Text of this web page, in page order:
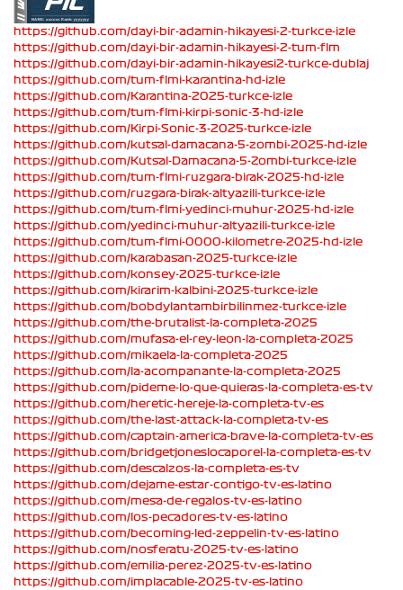
https://github.com/dayi-bir-adamin-hikayesi-2-turkce-izle
https://github.com/dayi-bir-adamin-hikayesi-2-tum-flm
https://github.com/dayi-bir-adamin-hikayesi2-turkce-dublaj
https://github.com/tum-flmi-karantina-hd-izle
https://github.com/Karantina-2025-turkce-izle
https://github.com/tum-flmi-kirpi-sonic-3-hd-izle
https://github.com/Kirpi-Sonic-3-2025-turkce-izle
https://github.com/kutsal-damacana-5-zombi-2025-hd-izle
https://github.com/Kutsal-Damacana-5-Zombi-turkce-izle
https://github.com/tum-flmi-ruzgara-birak-2025-hd-izle
https://github.com/ruzgara-birak-altyazili-turkce-izle
https://github.com/tum-flmi-yedinci-muhur-2025-hd-izle
https://github.com/yedinci-muhur-altyazili-turkce-izle
https://github.com/tum-flmi-0000-kilometre-2025-hd-izle
https://github.com/karabasan-2025-turkce-izle
https://github.com/konsey-2025-turkce-izle
https://github.com/kirarim-kalbini-2025-turkce-izle
https://github.com/bobdylantambirbilinmez-turkce-izle
https://github.com/the-brutalist-la-completa-2025
https://github.com/mufasa-el-rey-leon-la-completa-2025
https://github.com/mikaela-la-completa-2025
https://github.com/la-acompanante-la-completa-2025
https://github.com/pideme-lo-que-quieras-la-completa-es-tv
https://github.com/heretic-hereje-la-completa-tv-es
https://github.com/the-last-attack-la-completa-tv-es
https://github.com/captain-america-brave-la-completa-tv-es
https://github.com/bridgetjoneslocaporel-la-completa-es-tv
https://github.com/descalzos-la-completa-es-tv
https://github.com/dejame-estar-contigo-tv-es-latino
https://github.com/mesa-de-regalos-tv-es-latino
https://github.com/los-pecadores-tv-es-latino
https://github.com/becoming-led-zeppelin-tv-es-latino
https://github.com/nosferatu-2025-tv-es-latino
https://github.com/emilia-perez-2025-tv-es-latino
https://github.com/implacable-2025-tv-es-latino